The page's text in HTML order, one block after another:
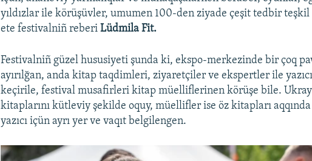
yıldızlar ile körüşüvler, umumen 100-den ziyade çeşit tedbir
ete festivalniñ reberiLüdmila Fit.
Festivalniñ güzel hususiyeti şunda ki, ekspo-merkezinde bir çoq
ayırılğan, anda kitap taqdimleri, ziyaretçiler ve ekspertler ile
keçirile, festival musafirleri kitap müelliflerinen körüşe bile.
kitaplarını kütleviy şekilde oquy, müellifler ise öz kitapları
yazıcı içün ayrı yer ve vaqıt belgilengen.